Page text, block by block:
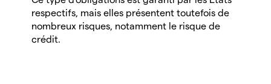
respectifs, mais elles présentent toutefois de
nombreux risques, notamment le risque de
crédit.